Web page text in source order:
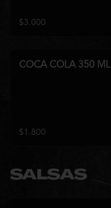
$3.000
COCA COLA 350 ML
$1.800
SALSAS